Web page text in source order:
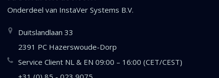
Onderdeel van InstaVer Systems B.V.
Duitslandlaan 33
2391 PC Hazerswoude-Dorp
Service Client NL & EN 09:00 – 16:00 (CET/CEST)